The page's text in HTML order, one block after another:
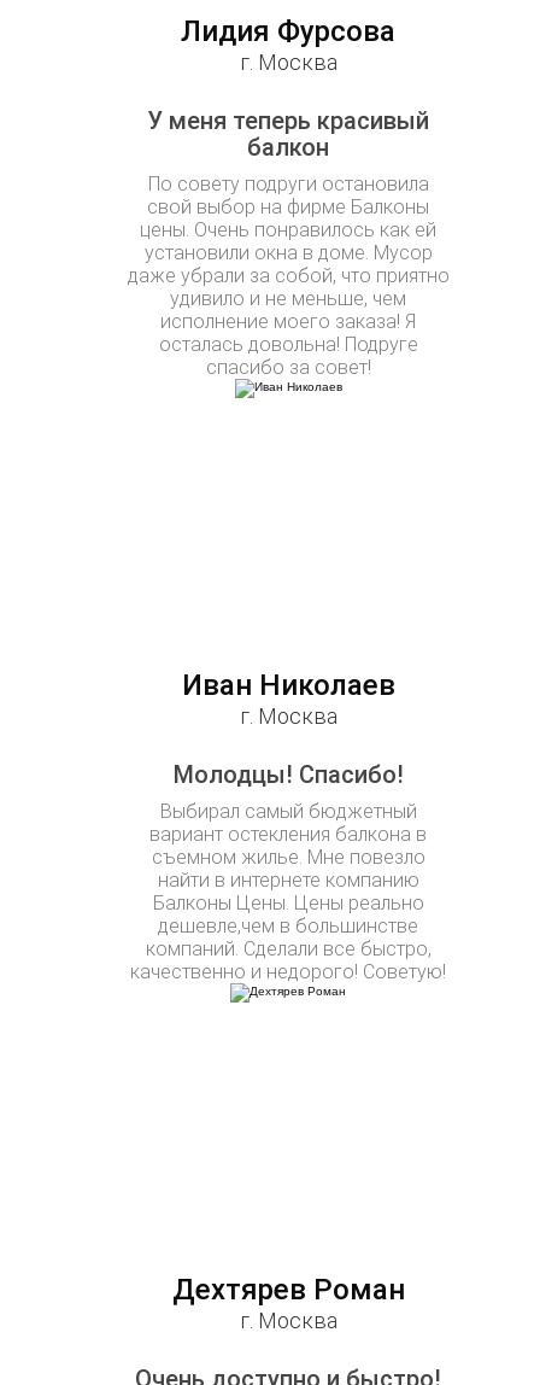
Лидия Фурсова
г. Москва
У меня теперь красивый
балкон
По совету подруги остановила
свой выбор на фирме Балконы
цены. Очень понравилось как ей
установили окна в доме. Мусор
даже убрали за собой, что приятно
удивило и не меньше, чем
исполнение моего заказа! Я
осталась довольна! Подруге
спасибо за совет!
Иван Николаев
г. Москва
Молодцы! Спасибо!
Выбирал самый бюджетный
вариант остекления балкона в
съемном жилье. Мне повезло
найти в интернете компанию
Балконы Цены. Цены реально
дешевле,чем в большинстве
компаний. Сделали все быстро,
качественно и недорого! Советую!
Дехтярев Роман
г. Москва
Очень доступно и быстро!